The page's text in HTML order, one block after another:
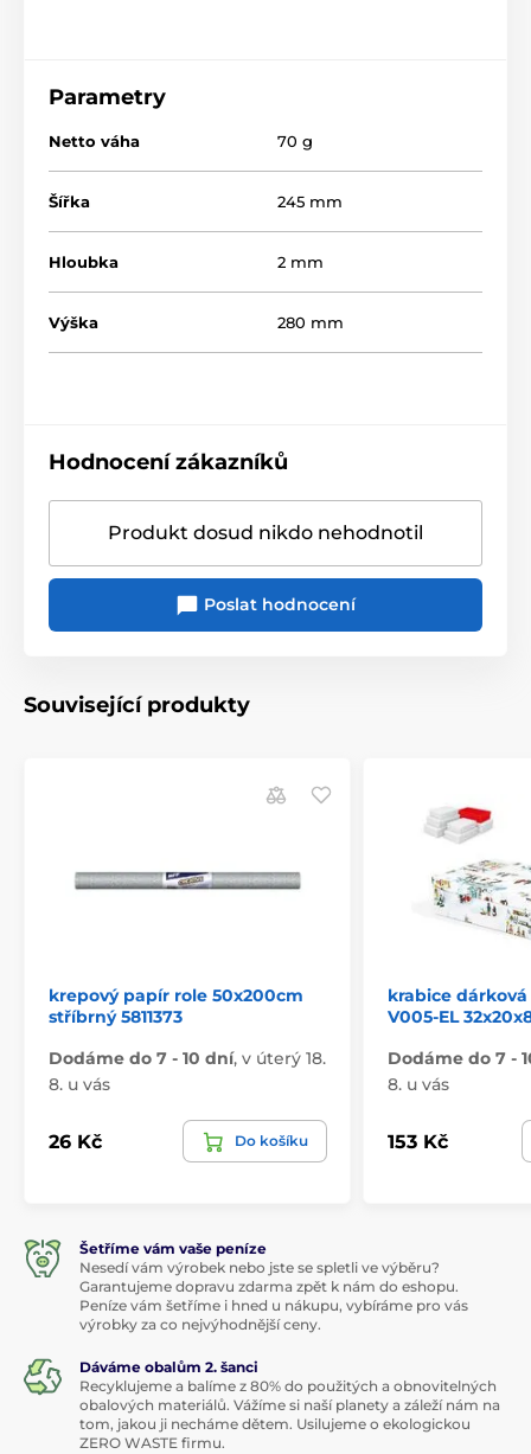
Parametry
Netto váha 70 g
Šířka 245 mm
Hloubka 2 mm
Výška 280 mm
Hodnocení zákazníků
Produkt dosud nikdo nehodnotil
Poslat hodnocení
Související produkty
krepový papír role 50x200cm
stříbrný 5811373
Dodáme do 7 - 10 dní, v úterý 18.
8. u vás
26 Kč Do košíku
krabice
V005-EL
Dodáme do 7 -
8. u vás
153 Kč
Šetříme vám vaše peníze
Nesedí vám výrobek nebo jste se spletli ve výběru?
Garantujeme dopravu zdarma zpět k nám do eshopu.
Peníze vám šetříme i hned u nákupu, vybíráme pro vás
výrobky za co nejvýhodnější ceny.
Dáváme obalům 2. šanci
Recyklujeme a balíme z 80% do použitých a obnovitelných
obalových materiálů. Vážíme si naší planety a záleží nám na
tom, jakou ji necháme dětem. Usilujeme o ekologickou
ZERO WASTE firmu.